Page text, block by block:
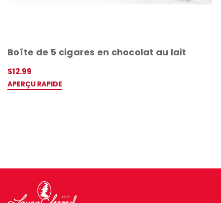
Boîte de 5 cigares en chocolat au lait
$12.99
APERÇU RAPIDE